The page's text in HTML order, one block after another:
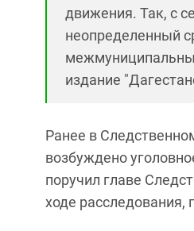
движения. Так, с
неопределенный
издание
Ранее в
возбуждено
поручил главе
ходе расследования,